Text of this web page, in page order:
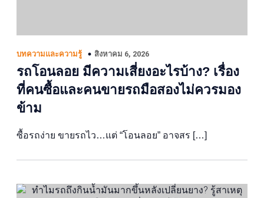
บทความและความรู้ สิงหาคม 6, 2026
รถโอนลอย มีความเสี่ยงอะไรบ้าง? เรื่อง
ที่คนซื้อและคนขายรถมือสองไม่ควรมอง
ข้าม
ซื้อรถง่าย ขายรถไว…แต่ “โอนลอย” อาจสร […]